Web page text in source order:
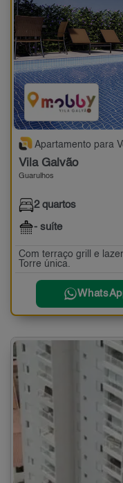
Apartamento para
Vila Galvão
Guarulhos
2 quartos
- suíte
Com terraço grill e
Torre única.